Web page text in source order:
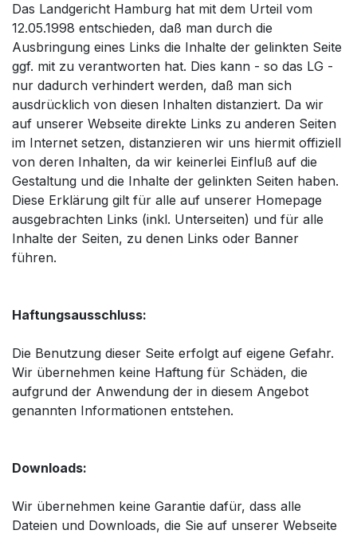
Das Landgericht Hamburg hat mit dem Urteil vom
12.05.1998 entschieden, daß man durch die
Ausbringung eines Links die Inhalte der gelinkten Seite
ggf. mit zu verantworten hat. Dies kann - so das LG -
nur dadurch verhindert werden, daß man sich
ausdrücklich von diesen Inhalten distanziert. Da wir
auf unserer Webseite direkte Links zu anderen Seiten
im Internet setzen, distanzieren wir uns hiermit offiziell
von deren Inhalten, da wir keinerlei Einfluß auf die
Gestaltung und die Inhalte der gelinkten Seiten haben.
Diese Erklärung gilt für alle auf unserer Homepage
ausgebrachten Links (inkl. Unterseiten) und für alle
Inhalte der Seiten, zu denen Links oder Banner
führen.
Haftungsausschluss:
Die Benutzung dieser Seite erfolgt auf eigene Gefahr.
Wir übernehmen keine Haftung für Schäden, die
aufgrund der Anwendung der in diesem Angebot
genannten Informationen entstehen.
Downloads:
Wir übernehmen keine Garantie dafür, dass alle
Dateien und Downloads, die Sie auf unserer Webseite